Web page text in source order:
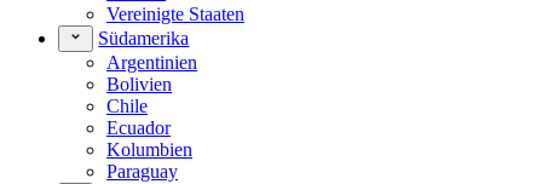
Vereinigte Staaten
Südamerika
Argentinien
Bolivien
Chile
Ecuador
Kolumbien
Paraguay